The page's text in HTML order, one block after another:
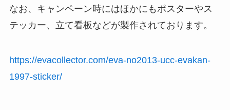
なお、キャンペーン時にはほかにもポスターやス
テッカー、立て看板などが製作されております。
https://evacollector.com/eva-no2013-ucc-evakan-
1997-sticker/